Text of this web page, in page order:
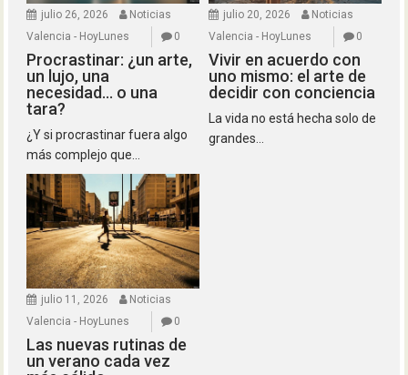
julio 26, 2026
Noticias
Valencia - HoyLunes
0
Procrastinar: ¿un arte,
un lujo, una
necesidad… o una
tara?
¿Y si procrastinar fuera algo
más complejo que...
julio 20, 2026
Noticias
Valencia - HoyLunes
0
Vivir en acuerdo con
uno mismo: el arte de
decidir con conciencia
La vida no está hecha solo de
grandes...
julio 11, 2026
Noticias
Valencia - HoyLunes
0
Las nuevas rutinas de
un verano cada vez